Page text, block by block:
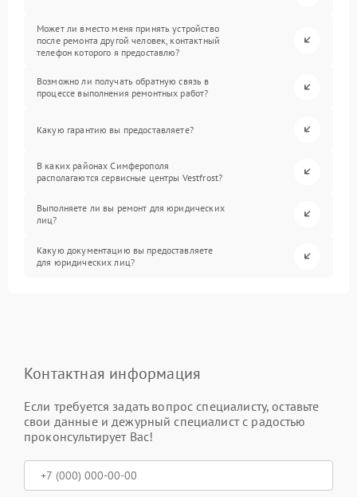
Может ли вместо меня принять устройство
после ремонта другой человек, контактный
телефон которого я предоставлю?
Возможно ли получать обратную связь в
процессе выполнения ремонтных работ?
Какую гарантию вы предоставляете?
В каких районах Симферополя
располагаются сервисные центры Vestfrost?
Выполняете ли вы ремонт для юридических
лиц?
Какую документацию вы предоставляете
для юридических лиц?
Контактная информация
Если требуется задать вопрос специалисту, оставьте
свои данные и дежурный специалист с радостью
проконсультирует Вас!